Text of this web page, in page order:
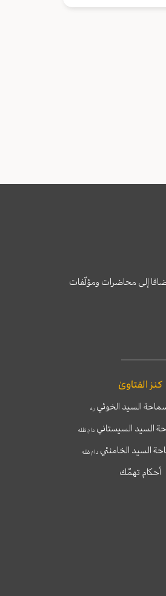
إلى محاضرات ومؤلّفات
كنز الفتاوىٰ
السيد الخوئي ره
السيد السيستاني دام ظله
السيد الخامنئيدام ظله
أحكام تهمّك